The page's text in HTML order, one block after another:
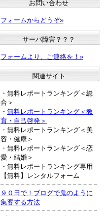
お問い合わせ
フォームからどうぞ»
サーバ障害？？？
フォームより、ご連絡を！»
関連サイト
・無料レポートランキング＜総
合＞
・ 無料レポートランキング＜教
育・自己啓発＞
・無料レポートランキング＜美
容・健康＞
・無料レポートランキング＜恋
愛・結婚＞
・無料レポートランキング専用
【無料】レンタルフォーム
９０日で！ブログで鬼のように
集客する方法